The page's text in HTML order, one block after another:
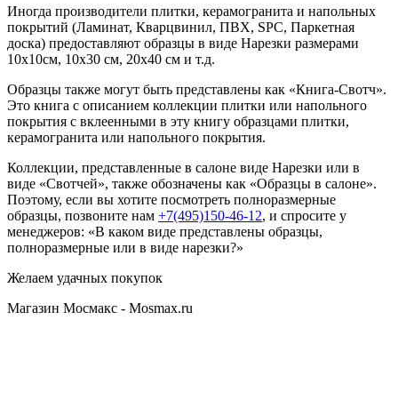
Иногда производители плитки, керамогранита и напольных
покрытий (Ламинат, Кварцвинил, ПВХ, SPC, Паркетная
доска) предоставляют образцы в виде Нарезки размерами
10х10см, 10х30 см, 20х40 см и т.д.
Образцы также могут быть представлены как «Книга-Свотч».
Это книга с описанием коллекции плитки или напольного
покрытия с вклеенными в эту книгу образцами плитки,
керамогранита или напольного покрытия.
Коллекции, представленные в салоне виде Нарезки или в
виде «Свотчей», также обозначены как «Образцы в салоне».
Поэтому, если вы хотите посмотреть полноразмерные
образцы, позвоните нам +7(495)150-46-12, и спросите у
менеджеров: «В каком виде представлены образцы,
полноразмерные или в виде нарезки?»
Желаем удачных покупок
Магазин Мосмакс - Mosmax.ru